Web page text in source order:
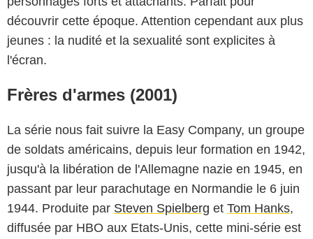
découvrir cette époque. Attention cependant aux plus
jeunes : la nudité et la sexualité sont explicites à
l'écran.
Frères d'armes (2001)
La série nous fait suivre la Easy Company, un groupe
de soldats américains, depuis leur formation en 1942,
jusqu'à la libération de l'Allemagne nazie en 1945, en
passant par leur parachutage en Normandie le 6 juin
1944. Produite par Steven Spielberg et Tom Hanks,
diffusée par HBO aux Etats-Unis, cette mini-série est